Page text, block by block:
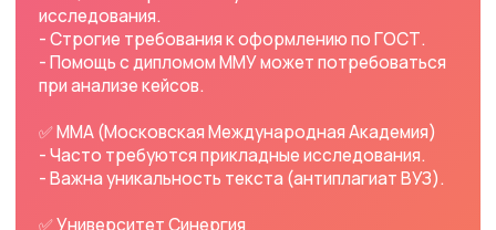
- В МФЮА важна теоретическая база и
юридическая точность.
Если вам нужна помощь с ВКР в конкретном вузе,
лучше уточнить требования у научного
под ключ.
2. Структура дипломной работы (ВКР)
Чтобы дипломный проект был принят, он должен